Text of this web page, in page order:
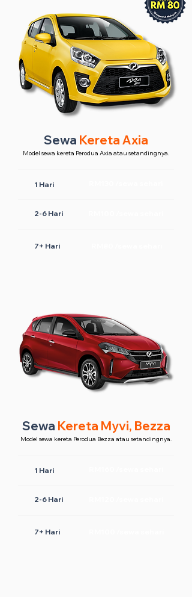
Sewa Kereta Axia
Model sewa kereta Perodua Axia atau setandingnya.
1 Hari
2-6 Hari
7+ Hari
Sewa Kereta Myvi, Bezza
Model sewa kereta Perodua Bezza atau setandingnya.
1 Hari
2-6 Hari
7+ Hari